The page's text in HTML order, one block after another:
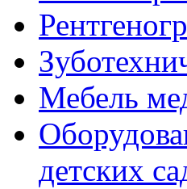
Мебель
детских